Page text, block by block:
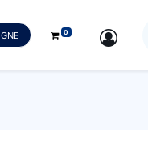
0 SIGN IN